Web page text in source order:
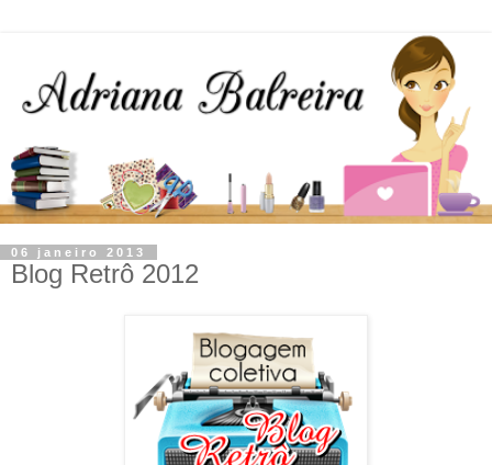
06 janeiro 2013
Blog Retrô 2012